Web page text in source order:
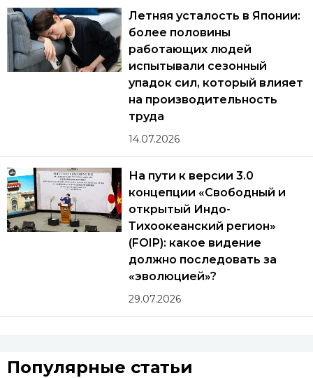
Летняя усталость в Японии:
более половины
работающих людей
испытывали сезонный
упадок сил, который влияет
на производительность
труда
14.07.2026
На пути к версии 3.0
концепции «Свободный и
открытый Индо-
Тихоокеанский регион»
(FOIP): какое видение
должно последовать за
«эволюцией»?
29.07.2026
Популярные статьи